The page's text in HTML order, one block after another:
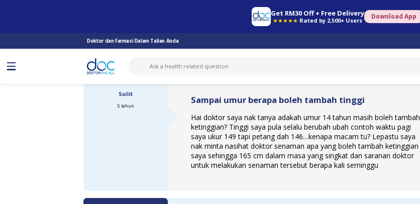
Get RM30 Off + Free Delivery
★★★★★ Rated by 2,500+ Users Download App
Doktor dan Farmasi Dalam Talian Anda
Sulit
5 tahun
Sampai umur berapa boleh tambah tinggi
Hai doktor saya nak tanya adakah umur 14 tahun masih boleh tambah
ketinggian? Tinggi saya pula selalu berubah ubah contoh waktu pagi
saya ukur 149 tapi petang dah 146…kenapa macam tu? Lepastu saya
nak minta nasihat doktor senaman apa yang boleh tambah ketinggian
saya sehingga 165 cm dalam masa yang singkat dan saranan doktor
untuk melakukan senaman tersebut berapa kali seminggu